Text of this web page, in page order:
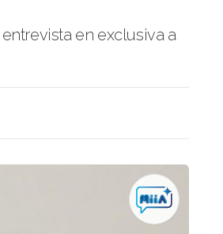
en exclusiva a